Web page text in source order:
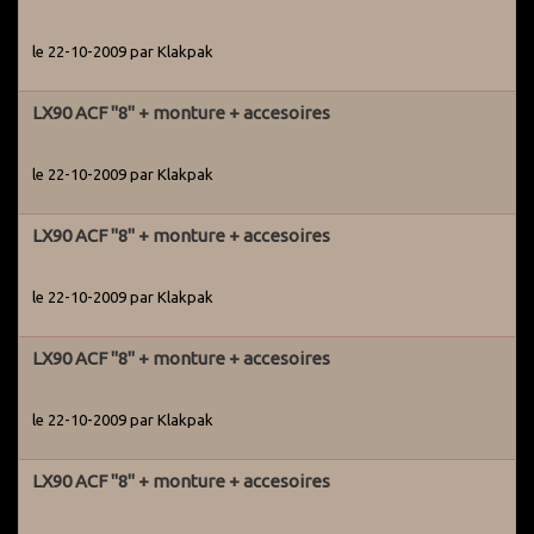
potentiels arnaqueurs dès leur entrée sur le site.
le 22-10-2009 par Klakpak
LX90 ACF "8" + monture + accesoires
le 22-10-2009 par Klakpak
LX90 ACF "8" + monture + accesoires
le 22-10-2009 par Klakpak
LX90 ACF "8" + monture + accesoires
le 22-10-2009 par Klakpak
LX90 ACF "8" + monture + accesoires